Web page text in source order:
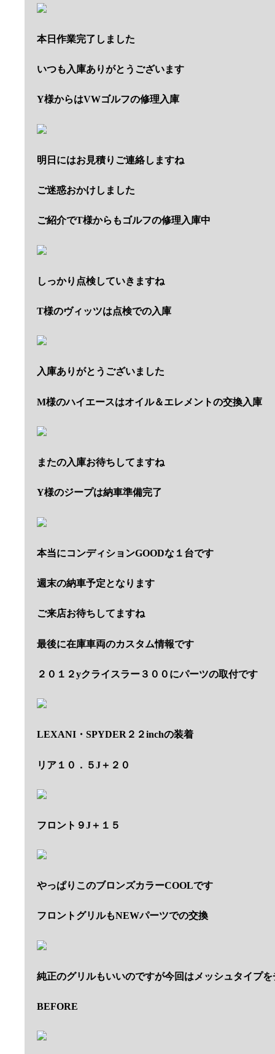
本日作業完了しました
いつも入庫ありがとうございます
Y様からはVWゴルフの修理入庫
明日にはお見積りご連絡しますね
ご迷惑おかけしました
ご紹介でT様からもゴルフの修理入庫中
しっかり点検していきますね
T様のヴィッツは点検での入庫
入庫ありがとうございました
M様のハイエースはオイル＆エレメントの交換入庫
またの入庫お待ちしてますね
Y様のジープは納車準備完了
本当にコンディションGOODな１台です
週末の納車予定となります
ご来店お待ちしてますね
最後に在庫車両のカスタム情報です
２０１２yクライスラー３００にパーツの取付です
LEXANI・SPYDER２２inchの装着
リア１０．５J＋２０
フロント９J＋１５
やっぱりこのブロンズカラーCOOLです
フロントグリルもNEWパーツでの交換
純正のグリルもいいのですが今回はメッシュタイプ
BEFORE